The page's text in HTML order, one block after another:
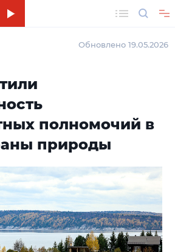
Обновлено 19.05.2026
полномочий в
природы